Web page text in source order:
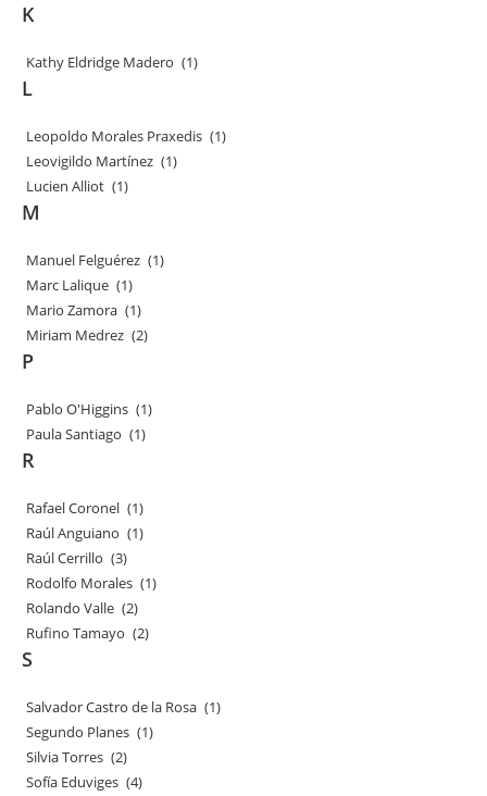
K
Kathy Eldridge Madero (1)
L
Leopoldo Morales Praxedis (1)
Leovigildo Martínez (1)
Lucien Alliot (1)
M
Manuel Felguérez (1)
Marc Lalique (1)
Mario Zamora (1)
Miriam Medrez (2)
P
Pablo O'Higgins (1)
Paula Santiago (1)
R
Rafael Coronel (1)
Raúl Anguiano (1)
Raúl Cerrillo (3)
Rodolfo Morales (1)
Rolando Valle (2)
Rufino Tamayo (2)
S
Salvador Castro de la Rosa (1)
Segundo Planes (1)
Silvia Torres (2)
Sofía Eduviges (4)